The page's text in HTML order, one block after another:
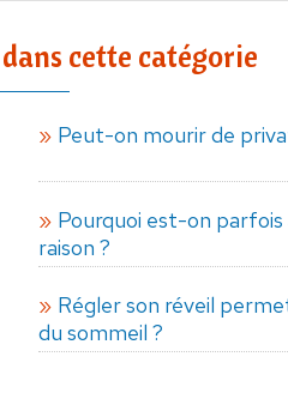
cette catégorie
Peut-on mourir de
Pourquoi est-on parfois
raison ?
Régler son réveil
du sommeil ?